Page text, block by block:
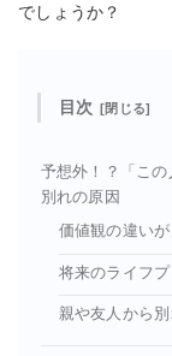
でしょうか？
目次
予想外！？「こ
別れの原因
価値観の違い
将来のライフ
親や友人から